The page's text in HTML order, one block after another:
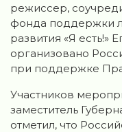
режиссер,
фонда поддержки
развития «Я есть!»
организовано
при поддержке
Участников
заместитель
отметил, что